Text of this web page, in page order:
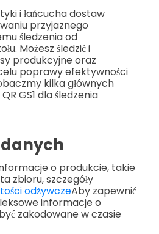
i łańcucha dostaw
przyjaznego
śledzenia od
Możesz śledzić i
produkcyjne oraz
poprawy efektywności
kilka głównych
GS1 dla śledzenia
o produkcie, takie
zbioru, szczegóły
odżywczeAby zapewnić
informacje o
zakodowane w czasie